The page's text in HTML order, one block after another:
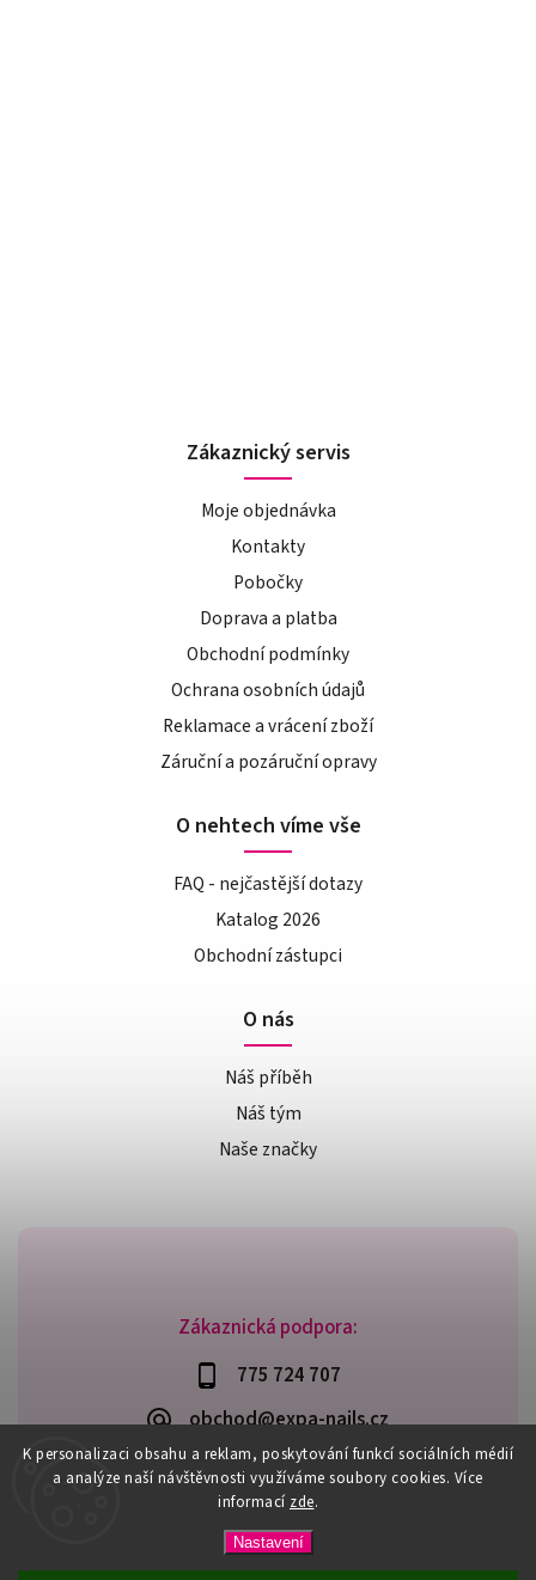
K personalizaci obsahu a reklam, poskytování funkcí sociálních médií
a analýze naší návštěvnosti využíváme soubory cookies. Více
informací zde.
Nastavení
Zákaznická podpora:
775 724 707
obchod@expa-nails.cz
Zákaznický servis
Moje objednávka
Kontakty
Pobočky
Doprava a platba
Obchodní podmínky
Ochrana osobních údajů
Reklamace a vrácení zboží
Záruční a pozáruční opravy
O nehtech víme vše
FAQ - nejčastější dotazy
Katalog 2026
Obchodní zástupci
O nás
Náš příběh
Náš tým
Naše značky
Expanails.cz. Všechna práva vyhrazena.
Upravit nastavení cookies